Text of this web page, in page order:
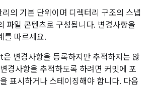
의 기본 단위이며 디렉터리 구조의 스냅
파일 콘텐츠로 구성됩니다. 변경사항을
를 따르세요.
변경사항을 등록하지만 추적하지는 않
경사항을 추적하도록 하려면 커밋에 포
표시하거나 스테이징해야 합니다. 다음